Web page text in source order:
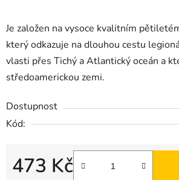
Je založen na vysoce kvalitním
který odkazuje na dlouhou cestu
vlasti přes Tichý a Atlantický oceán a
středoamerickou zemi.
Dostupnost
Kód:
473 Kč